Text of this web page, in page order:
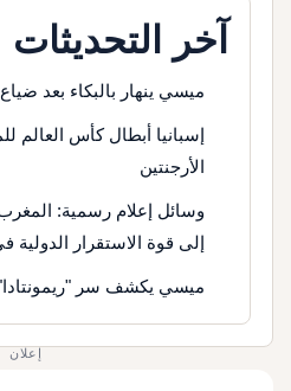
آخر التحديثات
ميسي ينهار بالبكاء بعد
إسبانيا أبطال كأس العالم
الأرجنتين
وسائل إعلام رسمية: المغرب
إلى قوة الاستقرار الدولية
ميسي يكشف سر "ريمونتادا"
إعلان